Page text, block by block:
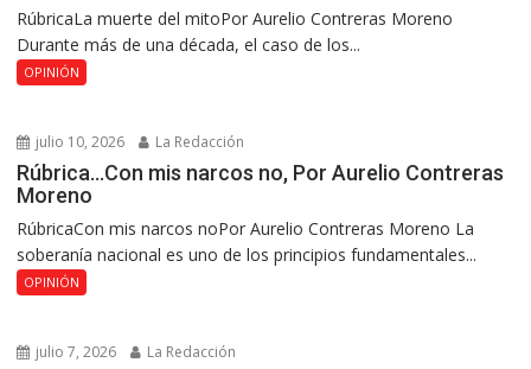
RúbricaLa muerte del mitoPor Aurelio Contreras Moreno
Durante más de una década, el caso de los...
OPINIÓN
julio 10, 2026 La Redacción
Rúbrica…Con mis narcos no, Por Aurelio Contreras
Moreno
RúbricaCon mis narcos noPor Aurelio Contreras Moreno La
soberanía nacional es uno de los principios fundamentales...
OPINIÓN
julio 7, 2026 La Redacción